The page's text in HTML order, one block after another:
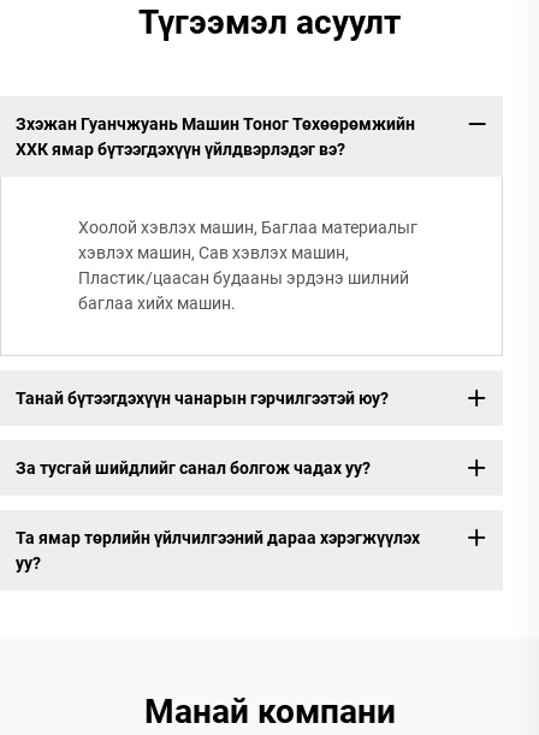
Түгээмэл асуулт
Зхэжан Гуанчжуань Машин Тоног Төхөөрөмжийн
ХХК ямар бүтээгдэхүүн үйлдвэрлэдэг вэ?
Хоолой хэвлэх машин, Баглаа материалыг
хэвлэх машин, Сав хэвлэх машин,
Пластик/цаасан будааны эрдэнэ шилний
баглаа хийх машин.
Танай бүтээгдэхүүн чанарын гэрчилгээтэй юу?
За тусгай шийдлийг санал болгож чадах уу?
Та ямар төрлийн үйлчилгээний дараа хэрэгжүүлэх
уу?
Манай компани